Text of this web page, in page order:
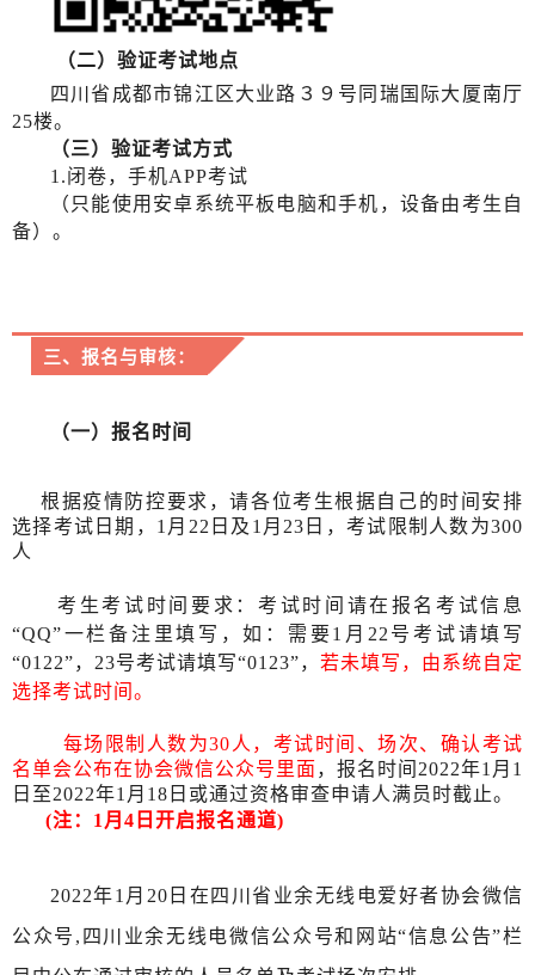
（二）验证考试地点
四川省成都市锦江区大业路３９号同瑞国际大厦南厅
25楼。
（三）验证考试方式
1.闭卷，手机APP考试
（只能使用安卓系统平板电脑和手机，设备由考生自
备）。
三、报名与审核：
（一）报名时间
根据疫情防控要求，请各位考生根据自己的时间安排
选择考试日期， 1月22日及1月23日，考试限制人数为300
人
考生考试 时间要求： 考试 时间 请在 报名考试信息
“QQ”一栏备注里填写 ，如 ： 需要1月22号考试请填写
“0122”，23号考试请填写“0123”， 若未填写，由系统自 定
选择考试时间。
每场限制人数为30人，考试时间、场次、确认考试
名单会公布在协会微信公众号里面 ，报名时间 2022年1月1
日至2022年1月18日或通过资格审查申请人满员时截止。
(注：1月4日开启报名通道)
2022年1月20日在四川省业余无线电爱好者协会微信
公众号,四川业余无线电微信公众号和网站“信息公告”栏